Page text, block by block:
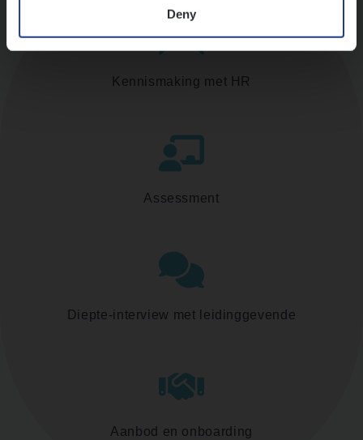
Deny
Kennismaking met HR
Assessment
Diepte-interview met leidinggevende
Aanbod en onboarding